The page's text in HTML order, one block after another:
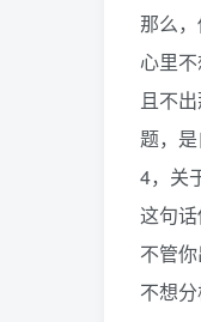
那么，
心里
且不
题，是
4，关
这句
不管
不想